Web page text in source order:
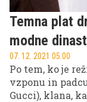
Temna plat
modne
07. 12. 2021 05.00
Po tem, ko je
vzponu in
Gucci), klana,